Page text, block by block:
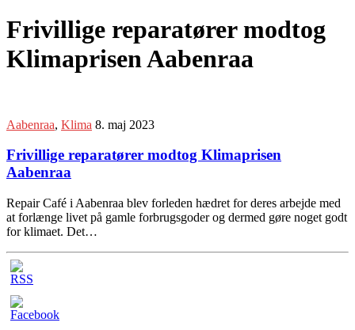
Frivillige reparatører modtog
Klimaprisen Aabenraa
Aabenraa, Klima 8. maj 2023
Frivillige reparatører modtog Klimaprisen
Aabenraa
Repair Café i Aabenraa blev forleden hædret for deres arbejde med
at forlænge livet på gamle forbrugsgoder og dermed gøre noget godt
for klimaet. Det…